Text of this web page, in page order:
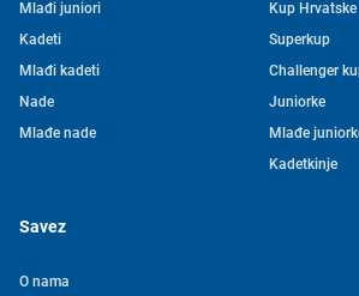
Mlađi juniori
Kadeti
Mlađi kadeti
Nade
Mlađe nade
Kup Hrvatske
Superkup
Challenger
Juniorke
Mlađe
Kadetkinje
Savez
O nama